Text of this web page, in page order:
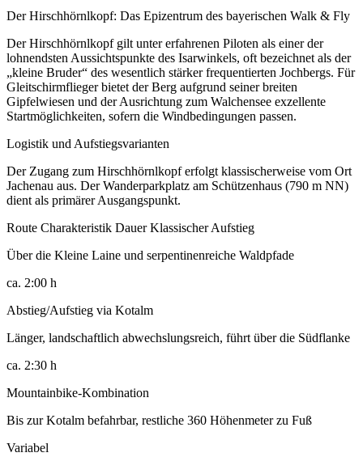
Der Hirschhörnlkopf: Das Epizentrum des bayerischen Walk & Fly
Der Hirschhörnlkopf gilt unter erfahrenen Piloten als einer der
lohnendsten Aussichtspunkte des Isarwinkels, oft bezeichnet als der
„kleine Bruder“ des wesentlich stärker frequentierten Jochbergs. Für
Gleitschirmflieger bietet der Berg aufgrund seiner breiten
Gipfelwiesen und der Ausrichtung zum Walchensee exzellente
Startmöglichkeiten, sofern die Windbedingungen passen.
Logistik und Aufstiegsvarianten
Der Zugang zum Hirschhörnlkopf erfolgt klassischerweise vom Ort
Jachenau aus. Der Wanderparkplatz am Schützenhaus (790 m NN)
dient als primärer Ausgangspunkt.
Route Charakteristik Dauer Klassischer Aufstieg
Über die Kleine Laine und serpentinenreiche Waldpfade
ca. 2:00 h
Abstieg/Aufstieg via Kotalm
Länger, landschaftlich abwechslungsreich, führt über die Südflanke
ca. 2:30 h
Mountainbike-Kombination
Bis zur Kotalm befahrbar, restliche 360 Höhenmeter zu Fuß
Variabel